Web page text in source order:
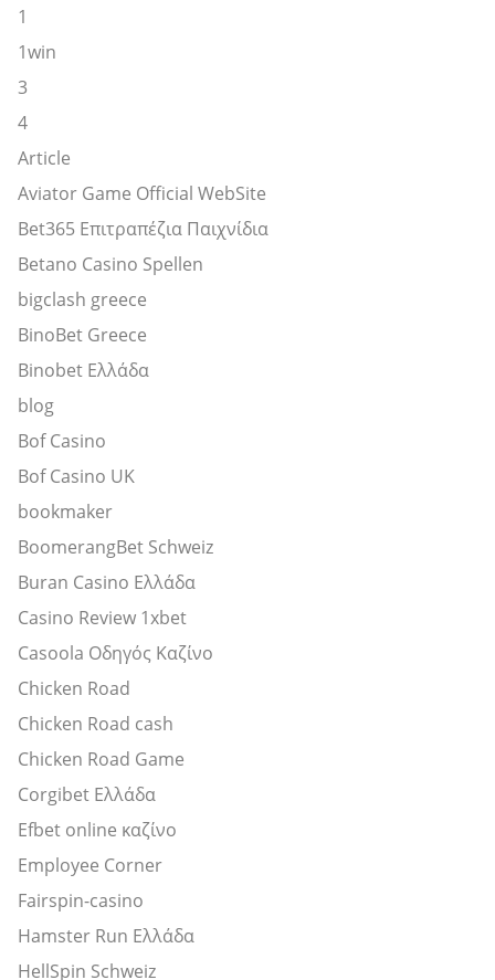
1
1win
3
4
Article
Aviator Game Official WebSite
Bet365 Επιτραπέζια Παιχνίδια
Betano Casino Spellen
bigclash greece
BinoBet Greece
Binobet Ελλάδα
blog
Bof Casino
Bof Casino UK
bookmaker
BoomerangBet Schweiz
Buran Casino Ελλάδα
Casino Review 1xbet
Casoola Οδηγός Καζίνο
Chicken Road
Chicken Road cash
Chicken Road Game
Corgibet Ελλάδα
Efbet online καζίνο
Employee Corner
Fairspin-casino
Hamster Run Ελλάδα
HellSpin Schweiz